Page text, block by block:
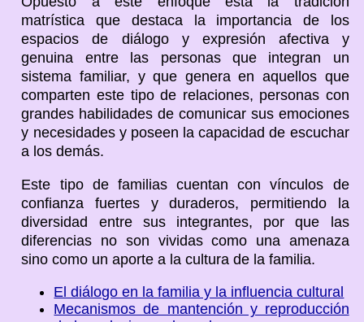
matrística que destaca la importancia de los
espacios de diálogo y expresión afectiva y
genuina entre las personas que integran un
sistema familiar, y que genera en aquellos que
comparten este tipo de relaciones, personas con
grandes habilidades de comunicar sus emociones
y necesidades y poseen la capacidad de escuchar
a los demás.
Este tipo de familias cuentan con vínculos de
confianza fuertes y duraderos, permitiendo la
diversidad entre sus integrantes, por que las
diferencias no son vividas como una amenaza
sino como un aporte a la cultura de la familia.
El diálogo en la familia y la influencia cultural
Mecanismos de mantención y reproducción